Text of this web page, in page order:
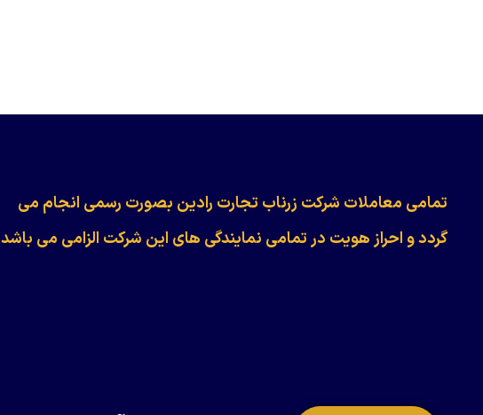
​​​​​​تمامی معاملات شرکت زرناب تجارت رادین بصورت رسمی انجام می
گردد و احراز هویت در تمامی نمایندگی های این شرکت الزامی می باشد